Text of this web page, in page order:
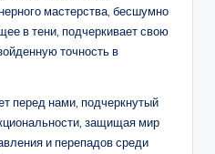
мастерства, бесшумно
в тени, подчеркивает свою
точность в
перед нами, подчеркнутый
защищая мир
и перепадов среди